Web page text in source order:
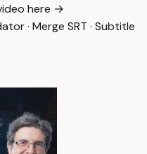
here →
· Merge SRT · Subtitle